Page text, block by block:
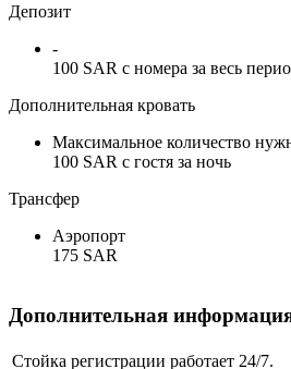
Депозит
-
100 SAR с номера за весь
Дополнительная кровать
Максимальное количество
100 SAR с гостя за ночь
Трансфер
Аэропорт
175 SAR
Дополнительная
Стойка регистрации работает 24/7.